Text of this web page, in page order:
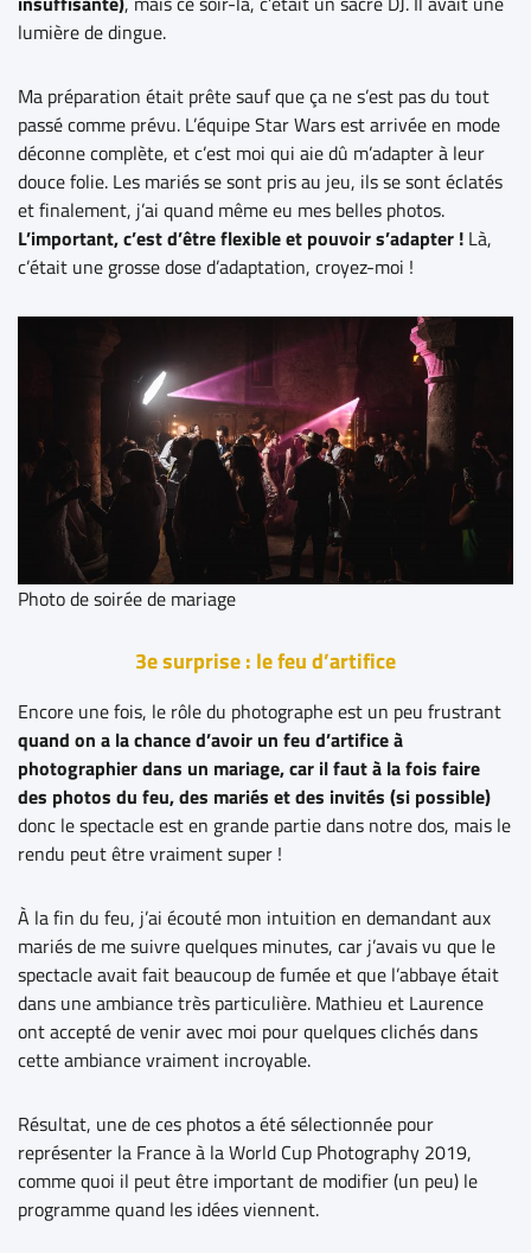
lumière de dingue.
Ma préparation était prête sauf que ça ne s’est pas du tout
passé comme prévu. L’équipe Star Wars est arrivée en mode
déconne complète, et c’est moi qui aie dû m’adapter à leur
douce folie. Les mariés se sont pris au jeu, ils se sont éclatés
et finalement, j’ai quand même eu mes belles photos.
L’important, c’est d’être flexible et pouvoir s’adapter ! Là,
c’était une grosse dose d’adaptation, croyez-moi !
Photo de soirée de mariage
3e surprise : le feu d’artifice
Encore une fois, le rôle du photographe est un peu frustrant
quand on a la chance d’avoir un feu d’artifice à
photographier dans un mariage, car il faut à la fois faire
des photos du feu, des mariés et des invités (si possible)
donc le spectacle est en grande partie dans notre dos, mais le
rendu peut être vraiment super !
À la fin du feu, j’ai écouté mon intuition en demandant aux
mariés de me suivre quelques minutes, car j’avais vu que le
spectacle avait fait beaucoup de fumée et que l’abbaye était
dans une ambiance très particulière. Mathieu et Laurence
ont accepté de venir avec moi pour quelques clichés dans
cette ambiance vraiment incroyable.
Résultat, une de ces photos a été sélectionnée pour
représenter la France à la World Cup Photography 2019,
comme quoi il peut être important de modifier (un peu) le
programme quand les idées viennent.